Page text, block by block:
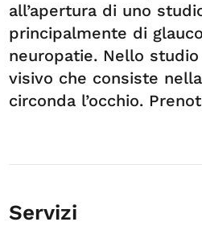
all’apertura di uno
principalmente di
neuropatie. Nello studio
visivo che consiste
circonda l’occhio.
Servizi